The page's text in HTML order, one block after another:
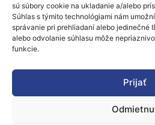
sú súbory cookie na ukladanie a/alebo
Súhlas s týmito technológiami nám
správanie pri prehliadaní alebo jedinečné
alebo odvolanie súhlasu môže
funkcie.
Prijať
podelíte sa o svoje
získané skúsenosti,
pomôžete tak